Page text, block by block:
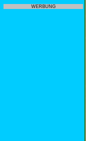
WERBUNG